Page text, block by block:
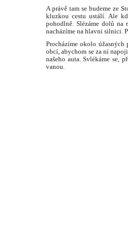
A právě tam se budeme ze
kluzkou cestu ustálí. Ale
pohodlně. Slézáme dolů na
nacházíme na hlavni silnici.
Procházíme okolo
obcí, abychom se za ní
našeho auta. Svlékáme se,
vanou.